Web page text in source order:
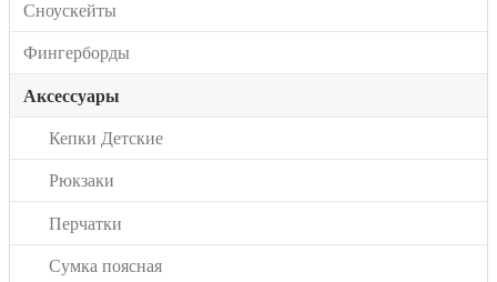
Сноускейты
Фингерборды
Аксессуары
Кепки Детские
Рюкзаки
Перчатки
Сумка поясная